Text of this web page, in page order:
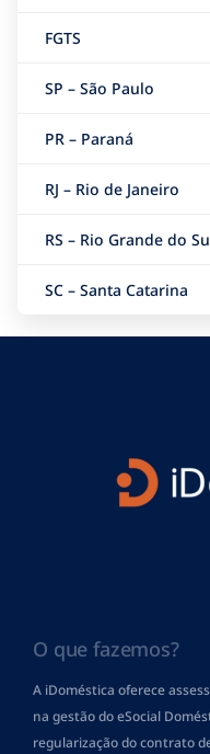
FGTS
SP – São Paulo
PR – Paraná
RJ – Rio de Janeiro
RS – Rio Grande do
SC – Santa Catarina
O que fazemos?
A iDoméstica oferece
na gestão do eSocial
regularização do contrato